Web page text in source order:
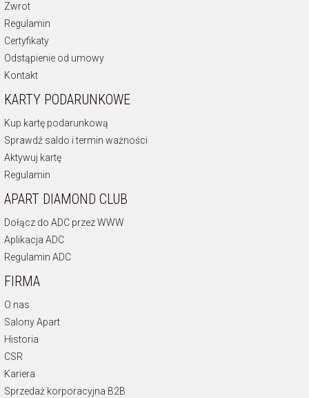
Zwrot
Regulamin
Certyfikaty
Odstąpienie od umowy
Kontakt
KARTY PODARUNKOWE
Kup kartę podarunkową
Sprawdź saldo i termin ważności
Aktywuj kartę
Regulamin
APART DIAMOND CLUB
Dołącz do ADC przez WWW
Aplikacja ADC
Regulamin ADC
FIRMA
O nas
Salony Apart
Historia
CSR
Kariera
Sprzedaż korporacyjna B2B